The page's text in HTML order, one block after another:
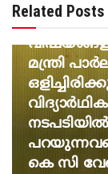
Related Posts
മന്ത്രി
കെ സി